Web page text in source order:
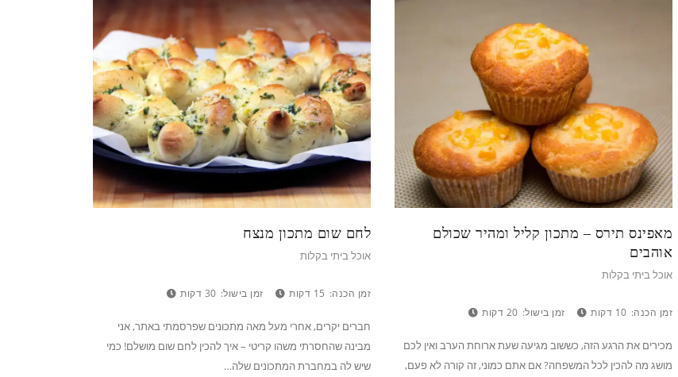
לחם שום מתכון מנצח
אוכל ביתי בקלות
זמן הכנה: 15 דקות זמן בישול: 30 דקות
חברים יקרים, אחרי מעל מאה מתכונים שפרסמתי באתר, אני
מבינה שהחסרתי משהו קריטי – איך להכין לחם שום מושלם! כמי
שיש לה במחברת המתכונים שלה…
מאפינס תירס – מתכון קליל ומהיר שכולם
אוהבים
אוכל ביתי בקלות
זמן הכנה: 10 דקות זמן בישול: 20 דקות
מכירים את הרגע הזה, כששוב מגיעה שעת ארוחת הערב ואין לכם
מושג מה להכין לכל המשפחה? אם אתם כמוני, זה קורה לא פעם,